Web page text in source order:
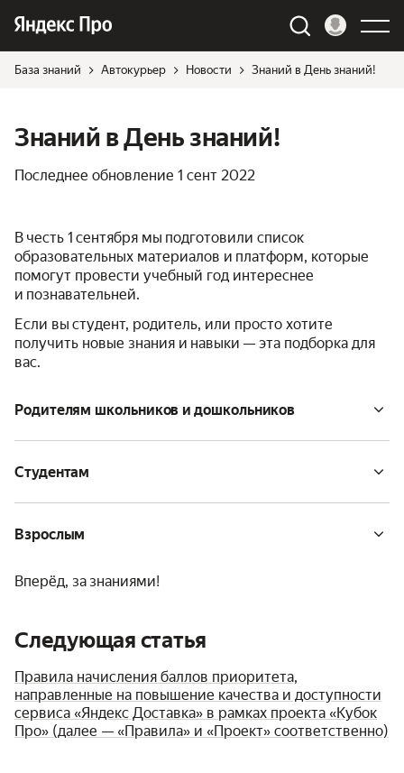
База знаний Автокурьер Новости Знаний в День знаний!
Знаний в День знаний!
Последнее обновление 1 сент 2022
В честь 1 сентября мы подготовили список
образовательных материалов и платформ, которые
помогут провести учебный год интереснее
и познавательней.
Если вы студент, родитель, или просто хотите
получить новые знания и навыки — эта подборка для
вас.
Родителям школьников и дошкольников
Студентам
Взрослым
Вперёд, за знаниями!
Следующая статья
Правила начисления баллов приоритета,
направленные на повышение качества и доступности
сервиса «Яндекс Доставка» в рамках проекта «Кубок
Про» (далее — «Правила» и «Проект» соответственно)